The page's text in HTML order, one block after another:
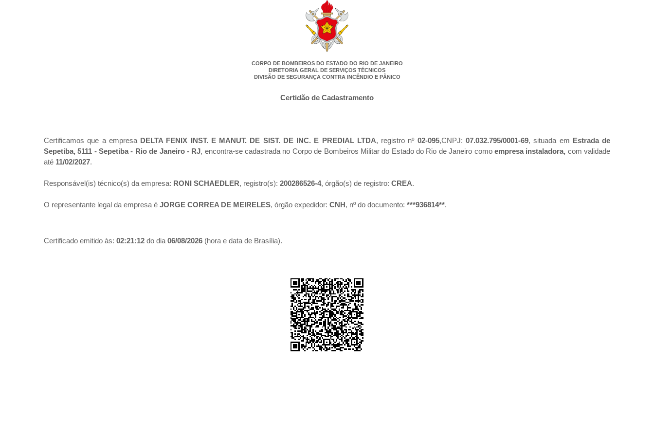
CORPO DE BOMBEIROS DO ESTADO DO RIO DE JANEIRO
DIRETORIA GERAL DE SERVIÇOS TÉCNICOS
DIVISÃO DE SEGURANÇA CONTRA INCÊNDIO E PÂNICO
Certidão de Cadastramento
Certificamos que a empresa DELTA FENIX INST. E MANUT. DE SIST. DE INC. E PREDIAL LTDA, registro nº02-095,CNPJ: 07.032.795/0001-69, situada em Estrada de
Sepetiba, 5111 - Sepetiba - Rio de Janeiro - RJ, encontra-se cadastrada no Corpo de Bombeiros Militar do Estado do Rio de Janeiro como empresa instaladora, com validade
até 11/02/2027.
Responsável(is) técnico(s) da empresa: RONI SCHAEDLER, registro(s): 200286526-4, órgão(s) de registro: CREA.
O representante legal da empresa é JORGE CORREA DE MEIRELES, órgão expedidor: CNH, nº do documento: ***936814**.
Certificado emitido às: 02:21:12 do dia 06/08/2026 (hora e data de Brasília).